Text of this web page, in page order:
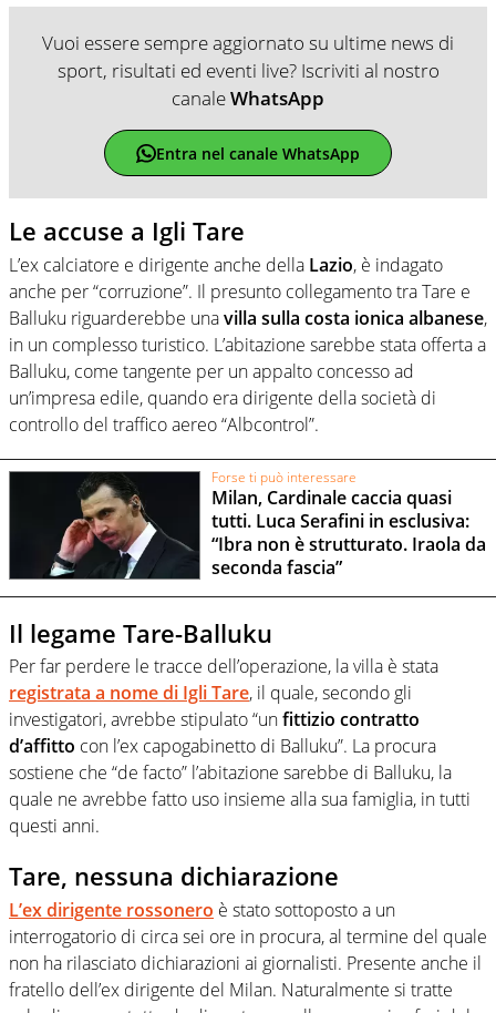
Vuoi essere sempre aggiornato su ultime news di
sport, risultati ed eventi live? Iscriviti al nostro
canaleWhatsApp
Entra nel canale WhatsApp
Le accuse a Igli Tare
L’ex calciatore e dirigente anche della Lazio, è indagato
anche per “corruzione”. Il presunto collegamento tra Tare e
Balluku riguarderebbe unavilla sulla costa ionica albanese,
in un complesso turistico. L’abitazione sarebbe stata offerta a
Balluku, come tangente per un appalto concesso ad
un’impresa edile, quando era dirigente della società di
controllo del traffico aereo “Albcontrol”.
Forse ti può interessare
Milan, Cardinale caccia quasi
tutti. Luca Serafini in esclusiva:
“Ibra non è strutturato. Iraola da
seconda fascia”
Il legame Tare-Balluku
Per far perdere le tracce dell’operazione, la villa è stata
registrata a nome di Igli Tare, il quale, secondo gli
investigatori, avrebbe stipulato “unfittizio contratto
d’affitto con l’ex capogabinetto di Balluku”. La procura
sostiene che “de facto” l’abitazione sarebbe di Balluku, la
quale ne avrebbe fatto uso insieme alla sua famiglia, in tutti
questi anni.
Tare, nessuna dichiarazione
L’ex dirigente rossonero è stato sottoposto a un
interrogatorio di circa sei ore in procura, al termine del quale
non ha rilasciato dichiarazioni ai giornalisti. Presente anche il
fratello dell’ex dirigente del Milan. Naturalmente si tratte